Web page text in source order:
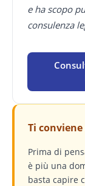
e ha scopo
consulenza
Ti
Prima di
è più una
basta capire